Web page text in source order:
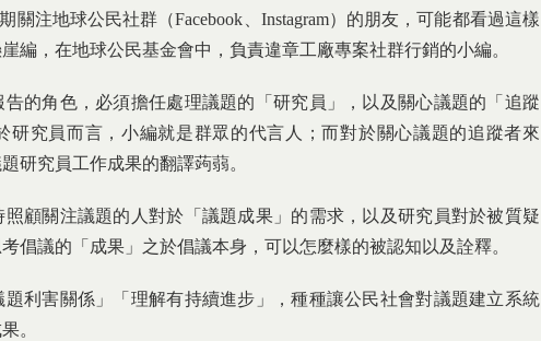
關注地球公民社群（Facebook、Instagram）的朋友，可能都看過這樣
編，在地球公民基金會中，負責違章工廠專案社群行銷的小編。
的角色，必須擔任處理議題的「研究員」，以及關心議題的「追蹤
研究員而言，小編就是群眾的代言人；而對於關心議題的追蹤者來
研究員工作成果的翻譯蒟蒻。
顧關注議題的人對於「議題成果」的需求，以及研究員對於被質疑
倡議的「成果」之於倡議本身，可以怎麼樣的被認知以及詮釋。
利害關係」「理解有持續進步」，種種讓公民社會對議題建立系統
。